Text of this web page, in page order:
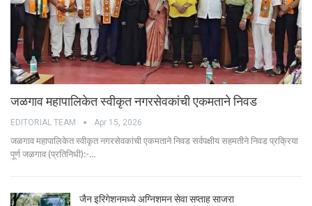
जळगाव महापालिकेत स्वीकृत नगरसेवकांची एकमताने निवड
EDITORIAL TEAM Apr 15, 2026
जळगाव महापालिकेत स्वीकृत नगरसेवकांची एकमताने निवड सर्वपक्षीय सहमतीने निवड प्रक्रिया
पूर्ण जळगाव (प्रतिनिधी):-…
जैन इरिगेशनमध्ये अग्निशमन सेवा सप्ताह साजरा